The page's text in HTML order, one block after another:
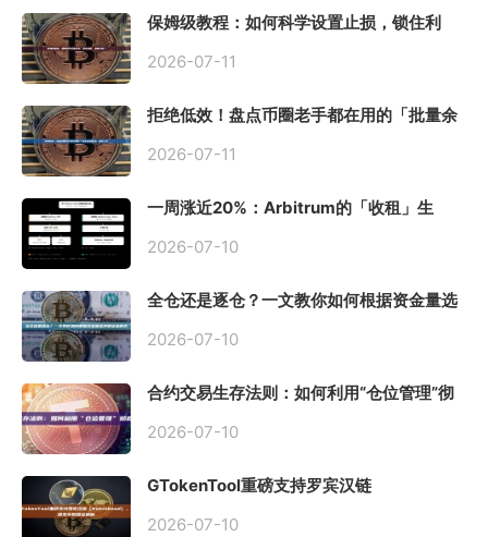
保姆级教程：如何科学设置止损，锁住利
2026-07-11
拒绝低效！盘点币圈老手都在用的「批量余
2026-07-11
一周涨近20%：Arbitrum的「收租」生
2026-07-10
全仓还是逐仓？一文教你如何根据资金量选
2026-07-10
合约交易生存法则：如何利用“仓位管理”彻
2026-07-10
GTokenTool重磅支持罗宾汉链
2026-07-10